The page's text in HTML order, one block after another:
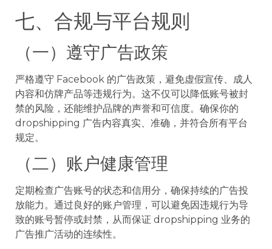
七、合规与平台规则
（一）遵守广告政策
严格遵守 Facebook 的广告政策，避免虚假宣传、成人
内容和仿牌产品等违规行为。这不仅可以降低账号被封
禁的风险，还能维护品牌的声誉和可信度。确保你的
dropshipping 广告内容真实、准确，并符合所有平台
规定。
（二）账户健康管理
定期检查广告账号的状态和信用分，确保持续的广告投
放能力。通过良好的账户管理，可以避免因违规行为导
致的账号暂停或封禁，从而保证 dropshipping 业务的
广告推广活动的连续性。